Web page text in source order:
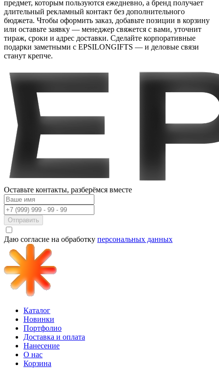
предмет, которым пользуются ежедневно, а бренд получает
длительный рекламный контакт без дополнительного
бюджета. Чтобы оформить заказ, добавьте позиции в корзину
или оставьте заявку — менеджер свяжется с вами, уточнит
тираж, сроки и адрес доставки. Сделайте корпоративные
подарки заметными с EPSILONGIFTS — и деловые связи
станут крепче.
Оставьте контакты, разберёмся вместе
Отправить
Даю согласие на обработку персональных данных
Каталог
Новинки
Портфолио
Доставка и оплата
Нанесение
О нас
Корзина